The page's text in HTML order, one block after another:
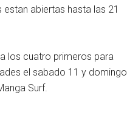
abiertas hasta las 21
los cuatro primeros para
el sabado 11 y domingo
Surf.